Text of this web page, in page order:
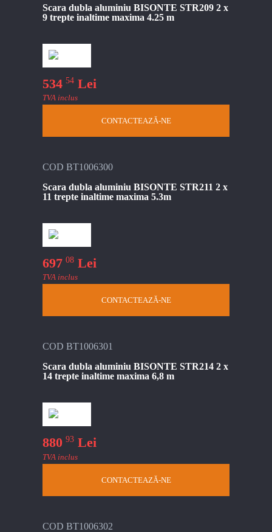
Scara dubla aluminiu BISONTE STR209 2 x
9 trepte inaltime maxima 4.25 m
534 54 Lei
TVA inclus
CONTACTEAZĂ-NE
COD BT1006300
Scara dubla aluminiu BISONTE STR211 2 x
11 trepte inaltime maxima 5.3m
697 08 Lei
TVA inclus
CONTACTEAZĂ-NE
COD BT1006301
Scara dubla aluminiu BISONTE STR214 2 x
14 trepte inaltime maxima 6,8 m
880 93 Lei
TVA inclus
CONTACTEAZĂ-NE
COD BT1006302